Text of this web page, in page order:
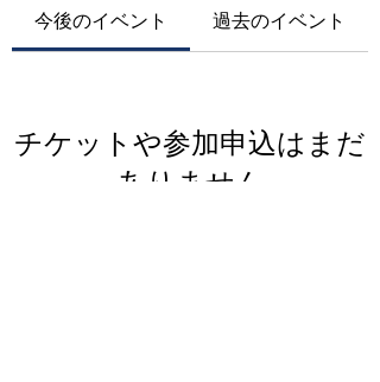
今後のイベント 過去のイベント
チケットや参加申込はまだ
ありません